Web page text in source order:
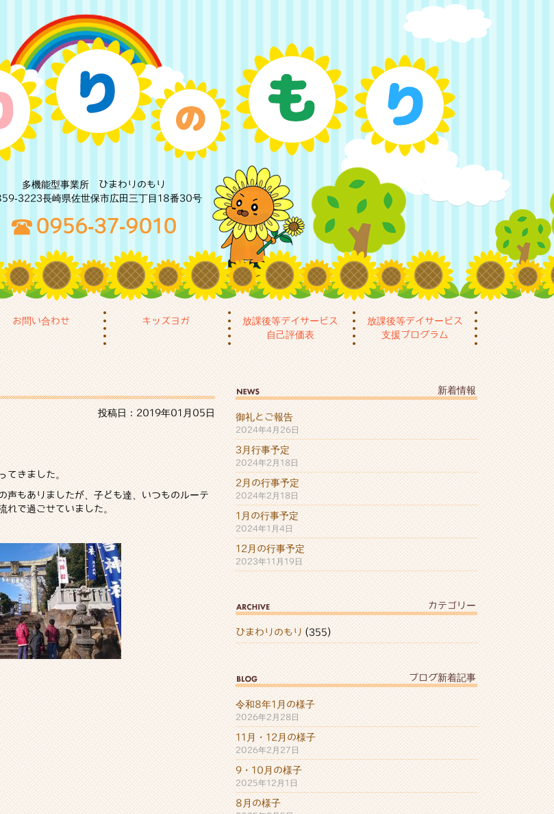
多機能型事業所 ひまわりのもり
3223長崎県佐世保市広田三丁目18番30号
0956-37-9010
お問い合わせ キッズヨガ
放課後等デイサービス
自己評価表
放課後等デイサービス
支援プログラム
投稿日：2019年01月05日
てきました。
声もありましたが、子ども達、いつものルーテ
れで過ごせていました。
新着情報
御礼とご報告
2024年4月26日
3月行事予定
2024年2月18日
2月の行事予定
2024年2月18日
1月の行事予定
2024年1月4日
12月の行事予定
2023年11月19日
カテゴリー
ひまわりのもり (355)
ブログ新着記事
令和8年1月の様子
2026年2月28日
11月・12月の様子
2026年2月27日
9・10月の様子
2025年12月1日
8月の様子